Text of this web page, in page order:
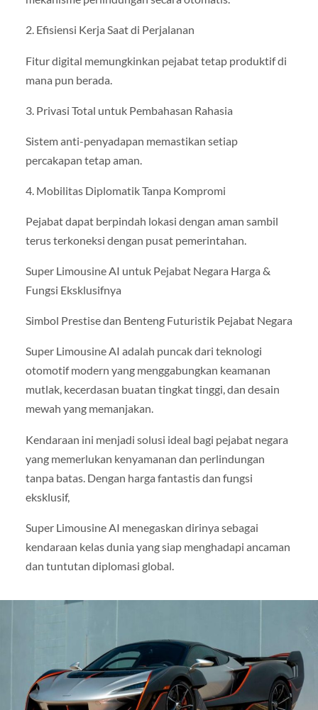
2. Efisiensi Kerja Saat di Perjalanan
Fitur digital memungkinkan pejabat tetap produktif di
mana pun berada.
3. Privasi Total untuk Pembahasan Rahasia
Sistem anti-penyadapan memastikan setiap
percakapan tetap aman.
4. Mobilitas Diplomatik Tanpa Kompromi
Pejabat dapat berpindah lokasi dengan aman sambil
terus terkoneksi dengan pusat pemerintahan.
Super Limousine AI untuk Pejabat Negara Harga &
Fungsi Eksklusifnya
Simbol Prestise dan Benteng Futuristik Pejabat Negara
Super Limousine AI adalah puncak dari teknologi
otomotif modern yang menggabungkan keamanan
mutlak, kecerdasan buatan tingkat tinggi, dan desain
mewah yang memanjakan.
Kendaraan ini menjadi solusi ideal bagi pejabat negara
yang memerlukan kenyamanan dan perlindungan
tanpa batas. Dengan harga fantastis dan fungsi
eksklusif,
Super Limousine AI menegaskan dirinya sebagai
kendaraan kelas dunia yang siap menghadapi ancaman
dan tuntutan diplomasi global.